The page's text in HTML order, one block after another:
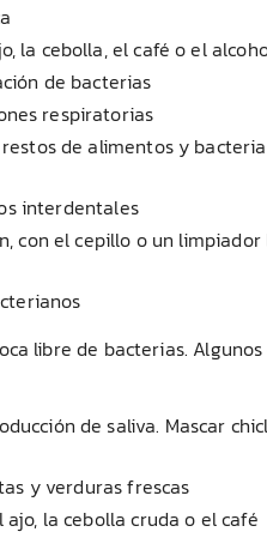
la cebolla, el café o el
de bacterias
respiratorias
de alimentos y
interdentales
con el cepillo o un
libre de bacterias.
de saliva. Mascar
y verduras frescas
la cebolla cruda o el café